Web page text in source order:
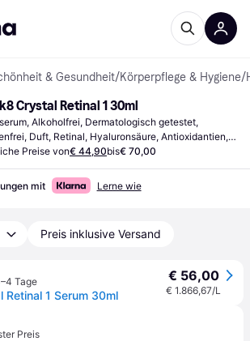
& Gesundheit/Körperpflege & Hygiene/
Crystal Retinal 1 30ml
Alkoholfrei, Dermatologisch getestet,
Duft, Retinal, Hyaluronsäure, Antioxidantien,
Vitamine, Vitamin A, Vitamin C, Vitamin E,
Squalan
Preise von€ 44,90bis€ 70,00
mit Lerne wie
Preis inklusive Versand
Tage
Retinal 1 Serum 30ml
€ 56,00
€ 1.866,67/L
Preis